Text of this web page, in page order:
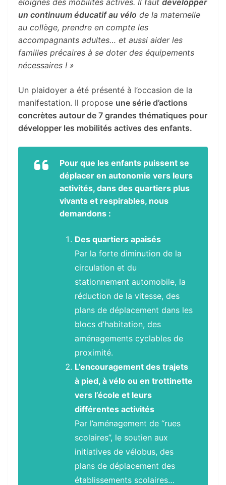
un continuum éducatif au vélo de la maternelle
au collège, prendre en compte les
accompagnants adultes… et aussi aider les
familles précaires à se doter des équipements
nécessaires ! »
Un plaidoyer a été présenté à l’occasion de la
manifestation. Il propose une série d’actions
concrètes autour de 7 grandes thématiques pour
développer les mobilités actives des enfants.
Pour que les enfants puissent se
déplacer en autonomie vers leurs
activités, dans des quartiers plus
vivants et respirables, nous
demandons :
Des quartiers apaisés
Par la forte diminution de la
circulation et du
stationnement automobile, la
réduction de la vitesse, des
plans de déplacement dans les
blocs d’habitation, des
aménagements cyclables de
proximité.
L’encouragement des trajets
à pied, à vélo ou en trottinette
vers l’école et leurs
différentes activités
Par l’aménagement de “rues
scolaires”, le soutien aux
initiatives de vélobus, des
plans de déplacement des
établissements scolaires…